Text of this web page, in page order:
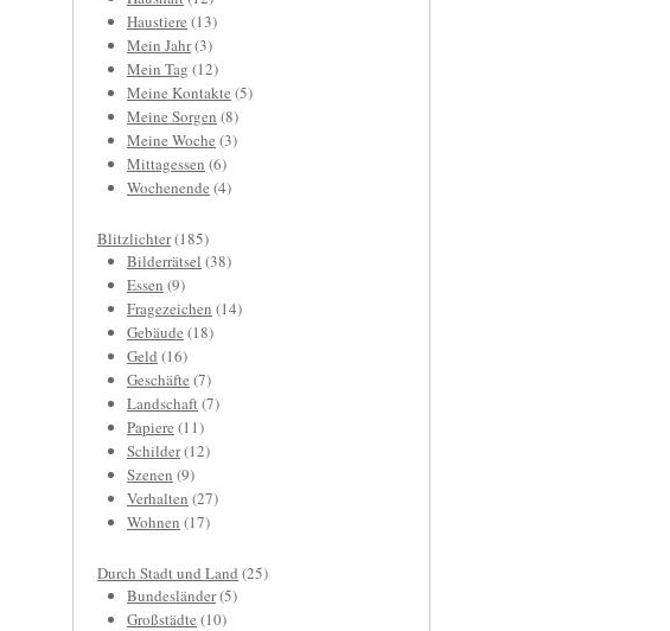
Haustiere (13)
Mein Jahr(3)
Mein Tag (12)
Meine Kontakte (5)
Meine Sorgen (8)
Meine Woche (3)
Mittagessen (6)
Wochenende (4)
Blitzlichter(185)
Bilderrätsel (38)
Essen (9)
Fragezeichen (14)
Gebäude (18)
Geld (16)
Geschäfte (7)
Landschaft(7)
Papiere (11)
Schilder(12)
Szenen (9)
Verhalten (27)
Wohnen (17)
Durch Stadt und Land (25)
Bundesländer(5)
Großstädte (10)